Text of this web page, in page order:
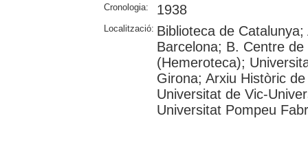
Cronologia: 1938
Localització: Biblioteca de
Barcelona; B. Centre
(Hemeroteca);
Girona; Arxiu Històric
Universitat de Vic-
Universitat Pompeu